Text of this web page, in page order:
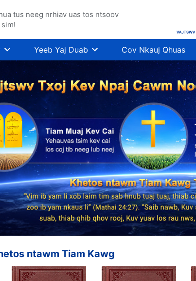
tus neeg nrhiav uas tos ntsoov
Yeeb Yaj Duab Cov Nkauj Qhuas
ntawm Tiam Kawg